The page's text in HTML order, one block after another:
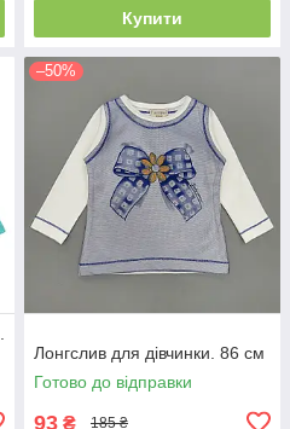
Купити
–50%
Лонгслив для дівчинки. 86 см
Готово до відправки
93 ₴ 185 ₴